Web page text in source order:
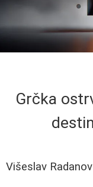
Grčka
Višeslav Radanov